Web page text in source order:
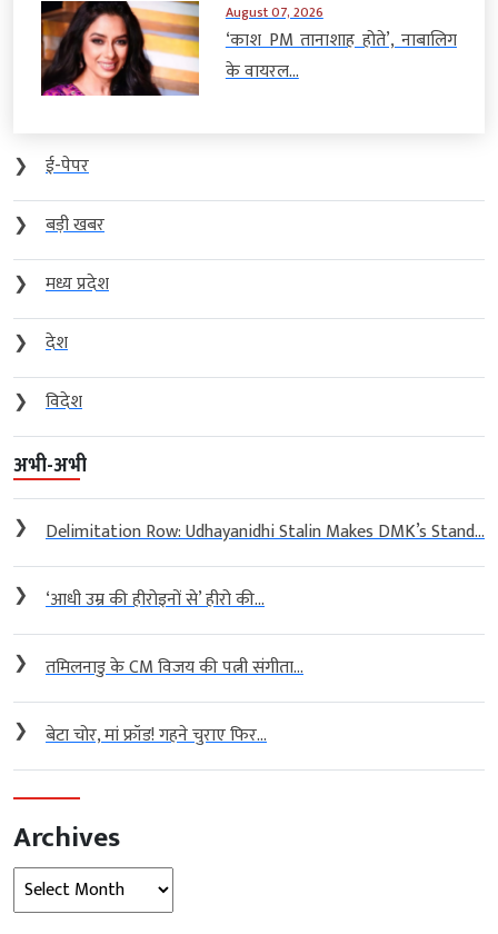
August 07, 2026
‘काश PM तानाशाह होते’, नाबालिग
के वायरल...
❯
ई-पेपर
❯
बड़ी खबर
❯
मध्य प्रदेश
❯
देश
❯
विदेश
अभी-अभी
❯ Delimitation Row: Udhayanidhi Stalin Makes DMK’s Stand...
❯ ‘आधी उम्र की हीरोइनों से’ हीरो की...
❯ तमिलनाडु के CM विजय की पत्नी संगीता...
❯ बेटा चोर, मां फ्रॉड! गहने चुराए फिर...
Archives
Archives